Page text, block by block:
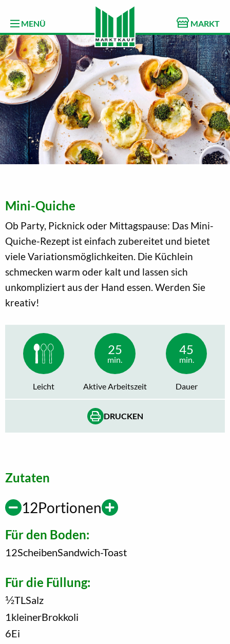
MENÜ MARKT
Mini-Quiche
Ob Party, Picknick oder Mittagspause: Das Mini-
Quiche-Rezept ist einfach zubereitet und bietet
viele Variationsmöglichkeiten. Die Küchlein
schmecken warm oder kalt und lassen sich
unkompliziert aus der Hand essen. Werden Sie
kreativ!
Leicht
25
min.
Aktive Arbeitszeit
45
min.
Dauer
DRUCKEN
Zutaten
12Portionen
Für den Boden:
12ScheibenSandwich-Toast
Für die Füllung:
1/2TL Salz
1 kleinerBrokkoli
6Ei